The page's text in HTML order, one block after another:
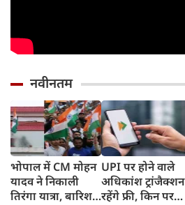
नवीनतम
भोपाल में CM मोहन
यादव ने निकाली
तिरंगा यात्रा, बारिश
UPI पर होने वाले
अधिकांश ट्रांजैक्शन
रहेंगे फ्री, किन पर